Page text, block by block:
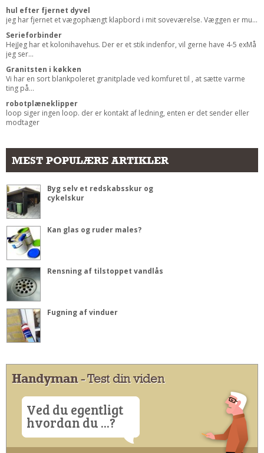
hul efter fjernet dyvel
jeg har fjernet et vægophængt klapbord i mit soveværelse. Væggen er mu...
Serieforbinder
HejJeg har et kolonihavehus. Der er et stik indenfor, vil gerne have 4-5 exMå
jeg ser...
Granitsten i køkken
Vi har en sort blankpoleret granitplade ved komfuret til , at sætte varme
ting på...
robotplæneklipper
loop siger ingen loop. der er kontakt af ledning, enten er det sender eller
modtager
MEST POPULÆRE ARTIKLER
Byg selv et redskabsskur og
cykelskur
Kan glas og ruder males?
Rensning af tilstoppet vandlås
Fugning af vinduer
Handyman- Test din viden
Ved du egentligt
hvordan du ...?